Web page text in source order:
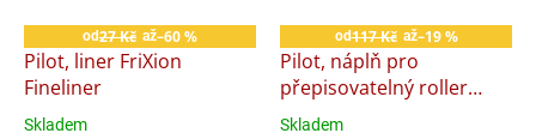
od27 Kč až–60 %
Pilot, liner FriXion
Fineliner
Průměrné
Skladem
od117 Kč až–19 %
Pilot, náplň pro
přepisovatelný roller
FriXion Ball, FriXion
Průměrné
Skladem